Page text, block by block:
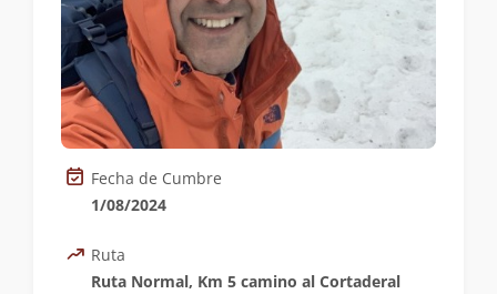
Fecha de Cumbre
1/08/2024
Ruta
Ruta Normal, Km 5 camino al Cortaderal